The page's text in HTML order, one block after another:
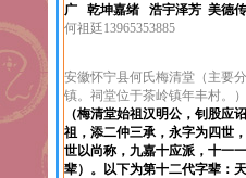
广 乾坤嘉绪 浩宇泽芳 美德
何祖廷13965353885
安徽怀宁县何氏梅清堂（主要
镇。祠堂位于茶岭镇年丰村。）
（梅清堂始祖汉明公，钊股应
祖，添二仲三承，永字为四世
世以尚称，九嘉十应派，十一
辈）。以下为第十二代字辈：